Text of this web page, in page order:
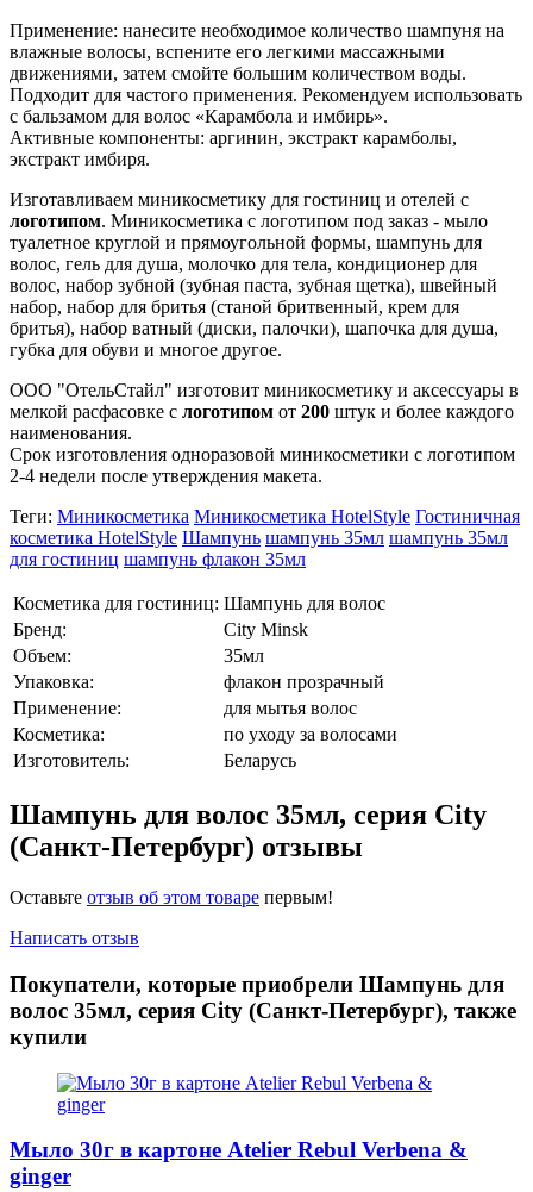
Применение: нанесите необходимое количество шампуня на
влажные волосы, вспените его легкими массажными
движениями, затем смойте большим количеством воды.
Подходит для частого применения. Рекомендуем использовать
с бальзамом для волос «Карамбола и имбирь».
Активные компоненты: аргинин, экстракт карамболы,
экстракт имбиря.
Изготавливаем миникосметику для гостиниц и отелей с
логотипом. Миникосметика с логотипом под заказ - мыло
туалетное круглой и прямоугольной формы, шампунь для
волос, гель для душа, молочко для тела, кондиционер для
волос, набор зубной (зубная паста, зубная щетка), швейный
набор, набор для бритья (станой бритвенный, крем для
бритья), набор ватный (диски, палочки), шапочка для душа,
губка для обуви и многое другое.
ООО "ОтельСтайл" изготовит миникосметику и аксессуары в
мелкой расфасовке с логотипом от 200 штук и более каждого
наименования.
Срок изготовления одноразовой миникосметики с логотипом
2-4 недели после утверждения макета.
Теги: Миникосметика Миникосметика HotelStyle Гостиничная
косметика HotelStyle Шампунь шампунь 35мл шампунь 35мл
для гостиниц шампунь флакон 35мл
Косметика для гостиниц: Шампунь для волос
Бренд:
City Minsk
Объем:
35мл
Упаковка:
флакон прозрачный
Применение:
для мытья волос
Косметика:
по уходу за волосами
Изготовитель:
Беларусь
Шампунь для волос 35мл, серия City
(Санкт-Петербург) отзывы
Оставьте отзыв об этом товаре первым!
Написать отзыв
Покупатели, которые приобрели Шампунь для
волос 35мл, серия City (Санкт-Петербург), также
купили
Мыло 30г в картоне Atelier Rebul Verbena &
ginger